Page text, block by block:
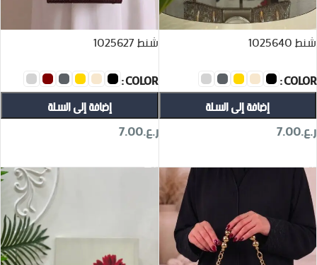
شنط 1025640
COLOR
إضافة إلى السلة
ر.ع.7.00
شنط 1025627
COLOR
إضافة إلى السلة
ر.ع.7.00